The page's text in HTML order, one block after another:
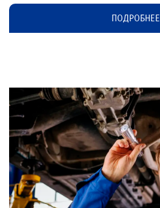
ПОДРОБНЕЕ